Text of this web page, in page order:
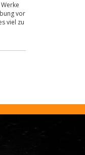
vor
viel zu